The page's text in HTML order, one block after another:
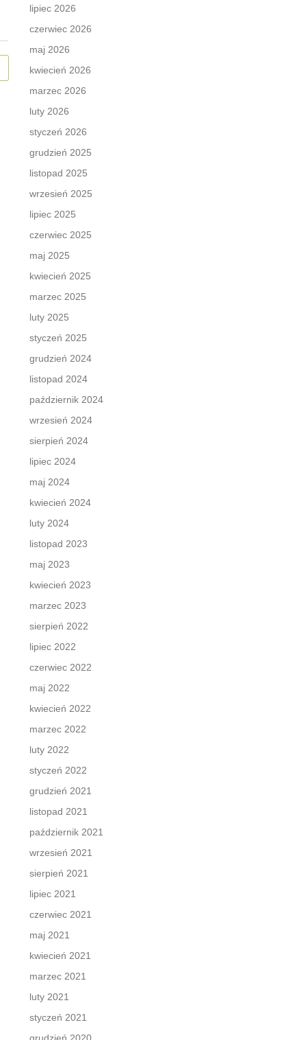
lipiec 2026
czerwiec 2026
maj 2026
kwiecień 2026
marzec 2026
luty 2026
styczeń 2026
grudzień 2025
listopad 2025
wrzesień 2025
lipiec 2025
czerwiec 2025
maj 2025
kwiecień 2025
marzec 2025
luty 2025
styczeń 2025
grudzień 2024
listopad 2024
październik 2024
wrzesień 2024
sierpień 2024
lipiec 2024
maj 2024
kwiecień 2024
luty 2024
listopad 2023
maj 2023
kwiecień 2023
marzec 2023
sierpień 2022
lipiec 2022
czerwiec 2022
maj 2022
kwiecień 2022
marzec 2022
luty 2022
styczeń 2022
grudzień 2021
listopad 2021
październik 2021
wrzesień 2021
sierpień 2021
lipiec 2021
czerwiec 2021
maj 2021
kwiecień 2021
marzec 2021
luty 2021
styczeń 2021